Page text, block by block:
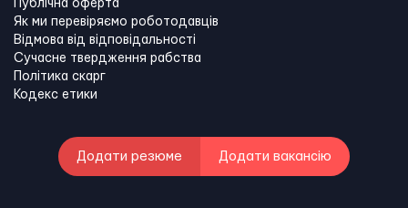
Публічна оферта
Як ми перевіряємо роботодавців
Відмова від відповідальності
Сучасне твердження рабства
Політика скарг
Кодекс етики
Додати резюме Додати вакансію